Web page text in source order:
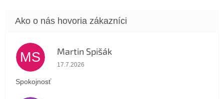
MS Martin Spišák
Hodnotenie obchodu je 5 z 5 hviezdičiek.
17.7.2026
Spokojnosť